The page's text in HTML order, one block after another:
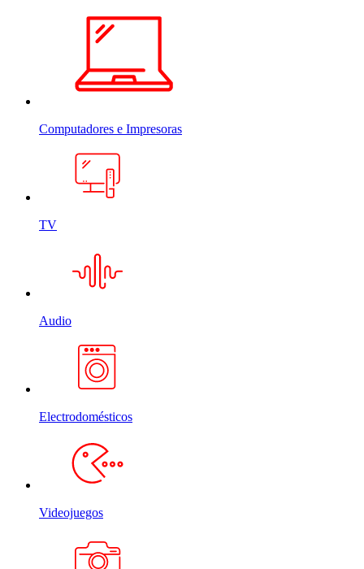
Computadores e Impresoras
TV
Audio
Electrodomésticos
Videojuegos